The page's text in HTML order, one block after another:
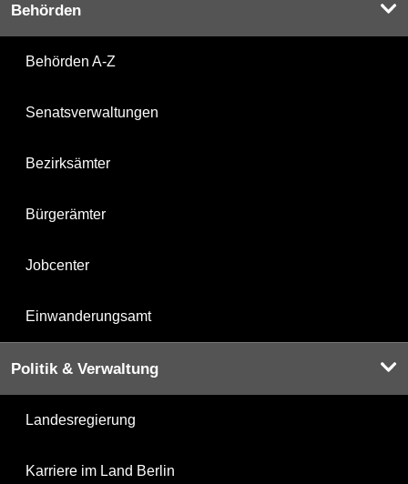
Behörden
Behörden A-Z
Senatsverwaltungen
Bezirksämter
Bürgerämter
Jobcenter
Einwanderungsamt
Politik & Verwaltung
Landesregierung
Karriere im Land Berlin